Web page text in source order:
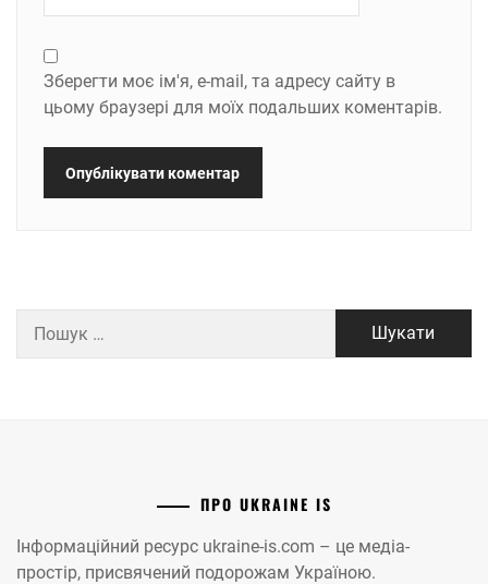
Зберегти моє ім'я, e-mail, та адресу сайту в
цьому браузері для моїх подальших коментарів.
ПРО UKRAINE IS
Інформаційний ресурс ukraine-is.com – це медіа-
простір, присвячений подорожам Україною.